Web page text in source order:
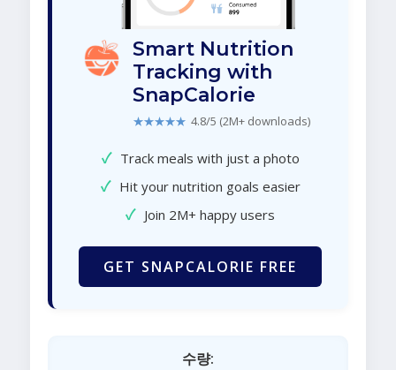
Smart Nutrition
Tracking with
SnapCalorie
★★★★★ 4.8/5 (2M+ downloads)
✓ Track meals with just a photo
✓ Hit your nutrition goals easier
✓ Join 2M+ happy users
GET SNAPCALORIE FREE
수량: